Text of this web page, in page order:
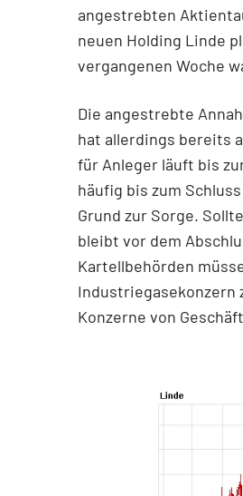
angestrebten
neuen Holding Linde
vergangenen Woche
Die angestrebte
hat allerdings bereits
für Anleger läuft bis
häufig bis zum
Grund zur Sorge.
bleibt vor dem
Kartellbehörden
Industriegasekonzern
Konzerne von